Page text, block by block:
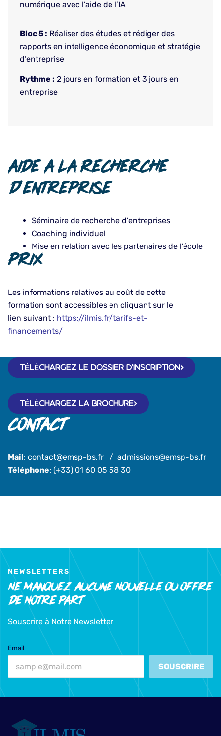
numérique avec l’aide de l’IA
Bloc 5 : Réaliser des études et rédiger des
rapports en intelligence économique et stratégie
d’entreprise
Rythme : 2 jours en formation et 3 jours en
entreprise
Prix
Les informations relatives au coût de cette
formation sont accessibles en cliquant sur le
lien suivant : https://ilmis.fr/tarifs-et-
financements/
Aide A la recherche
d'entreprise
Séminaire de recherche d’entreprises
Coaching individuel
Mise en relation avec les partenaires de l’école
Contact
Mail: contact@emsp-bs.fr / admissions@emsp-bs.fr
Téléphone: (+33) 01 60 05 58 30
TÉLÉCHARGEZ LE DOSSIER D'INSCRIPTION
TÉLÉCHARGEZ LA BROCHURE
NEWSLETTERS
Ne Manquez Aucune Nouvelle Ou Offre
De Notre Part
Souscrire à Notre Newsletter
Email
SOUSCRIRE